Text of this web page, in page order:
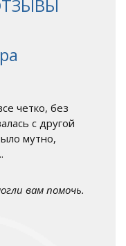
четко, без
с другой
мутно,
вам помочь.